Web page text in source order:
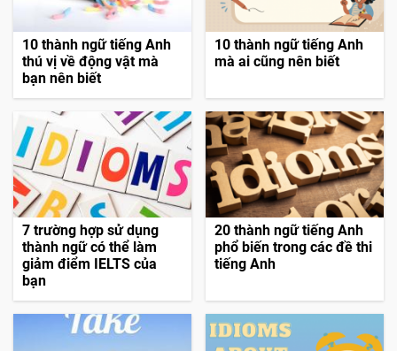
10 thành ngữ tiếng Anh
thú vị về động vật mà
bạn nên biết
10 thành ngữ tiếng Anh
mà ai cũng nên biết
7 trường hợp sử dụng
thành ngữ có thể làm
giảm điểm IELTS của
bạn
20 thành ngữ tiếng Anh
phổ biến trong các đề thi
tiếng Anh